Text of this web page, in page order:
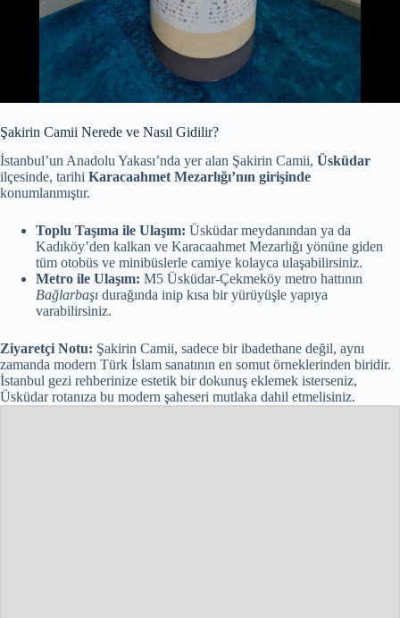
Şakirin Camii Nerede ve Nasıl Gidilir?
İstanbul’un Anadolu Yakası’nda yer alan Şakirin Camii, Üsküdar
ilçesinde, tarihi Karacaahmet Mezarlığı’nın girişinde
konumlanmıştır.
Toplu Taşıma ile Ulaşım: Üsküdar meydanından ya da
Kadıköy’den kalkan ve Karacaahmet Mezarlığı yönüne giden
tüm otobüs ve minibüslerle camiye kolayca ulaşabilirsiniz.
Metro ile Ulaşım: M5 Üsküdar-Çekmeköy metro hattının
Bağlarbaşı durağında inip kısa bir yürüyüşle yapıya
varabilirsiniz.
Ziyaretçi Notu: Şakirin Camii, sadece bir ibadethane değil, aynı
zamanda modern Türk İslam sanatının en somut örneklerinden biridir.
İstanbul gezi rehberinize estetik bir dokunuş eklemek isterseniz,
Üsküdar rotanıza bu modern şaheseri mutlaka dahil etmelisiniz.